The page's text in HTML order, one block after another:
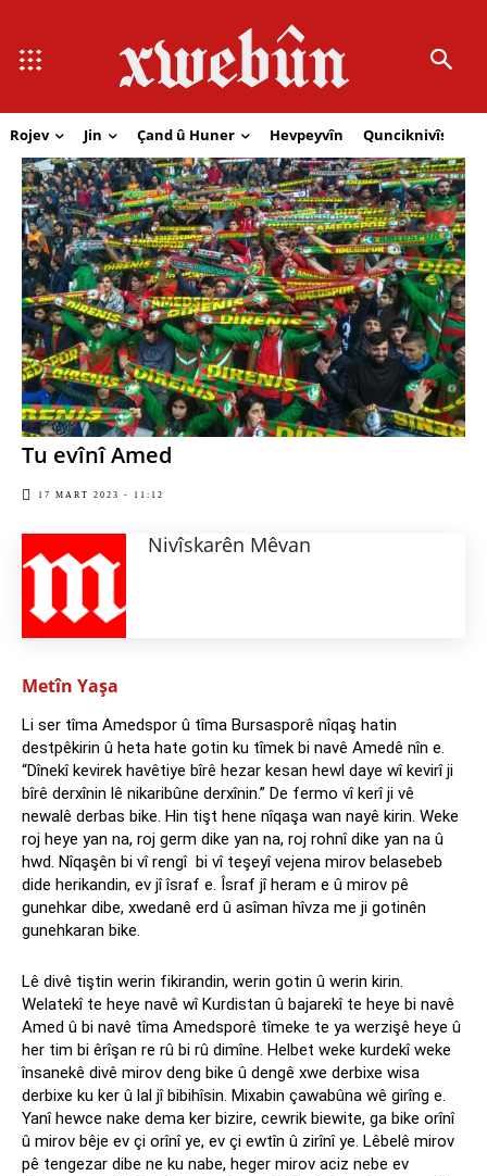
Rojev Jin Çand û Huner Hevpeyvîn Qunciknivîs
Tu evînî Amed
17 MART 2023 - 11:12
Nivîskarên Mêvan
Metîn Yaşa
Li ser tîma Amedspor û tîma Bursasporê nîqaş hatin
destpêkirin û heta hate gotin ku tîmek bi navê Amedê nîn e.
“Dînekî kevirek havêtiye bîrê hezar kesan hewl daye wî kevirî ji
bîrê derxînin lê nikaribûne derxînin.” De fermo vî kerî ji vê
newalê derbas bike. Hin tişt hene nîqaşa wan nayê kirin. Weke
roj heye yan na, roj germ dike yan na, roj rohnî dike yan na û
hwd. Nîqaşên bi vî rengî bi vî teşeyî vejena mirov belasebeb
dide herikandin, ev jî îsraf e. Îsraf jî heram e û mirov pê
gunehkar dibe, xwedanê erd û asîman hîvza me ji gotinên
gunehkaran bike.
Lê divê tiştin werin fikirandin, werin gotin û werin kirin.
Welatekî te heye navê wî Kurdistan û bajarekî te heye bi navê
Amed û bi navê tîma Amedsporê tîmeke te ya werzişê heye û
her tim bi êrîşan re rû bi rû dimîne. Helbet weke kurdekî weke
însanekê divê mirov deng bike û dengê xwe derbixe wisa
derbixe ku ker û lal jî bibihîsin. Mixabin çawabûna wê girîng e.
Yanî hewce nake dema ker bizire, cewrik biewite, ga bike orînî
û mirov bêje ev çi orînî ye, ev çi ewtîn û zirînî ye. Lêbelê mirov
pê tengezar dibe ne ku nabe, heger mirov aciz nebe ev